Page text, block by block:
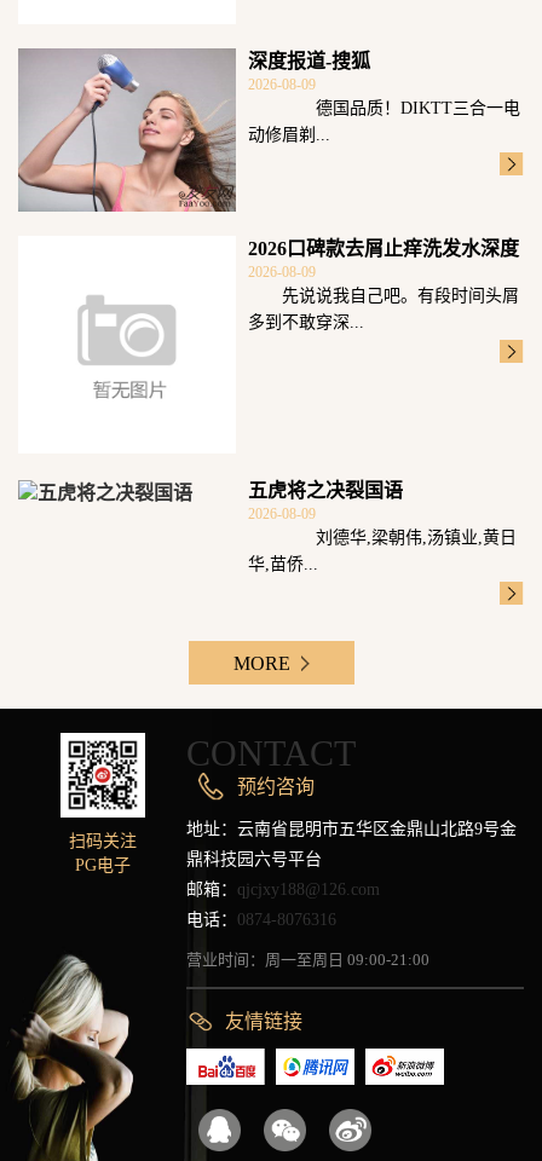
深度报道-搜狐
2026-08-09
德国品质！DIKTT三合一电
动修眉剃...
2026口碑款去屑止痒洗发水深度
测评：五
2026-08-09
先说说我自己吧。有段时间头屑
多到不敢穿深...
五虎将之决裂国语
2026-08-09
刘德华,梁朝伟,汤镇业,黄日
华,苗侨...
MORE
扫码关注
PG电子
CONTACT
预约咨询
地址：云南省昆明市五华区金鼎山北路9号金
鼎科技园六号平台
邮箱： qjcjxy188@126.com
电话： 0874-8076316
营业时间：周一至周日 09:00-21:00
友情链接